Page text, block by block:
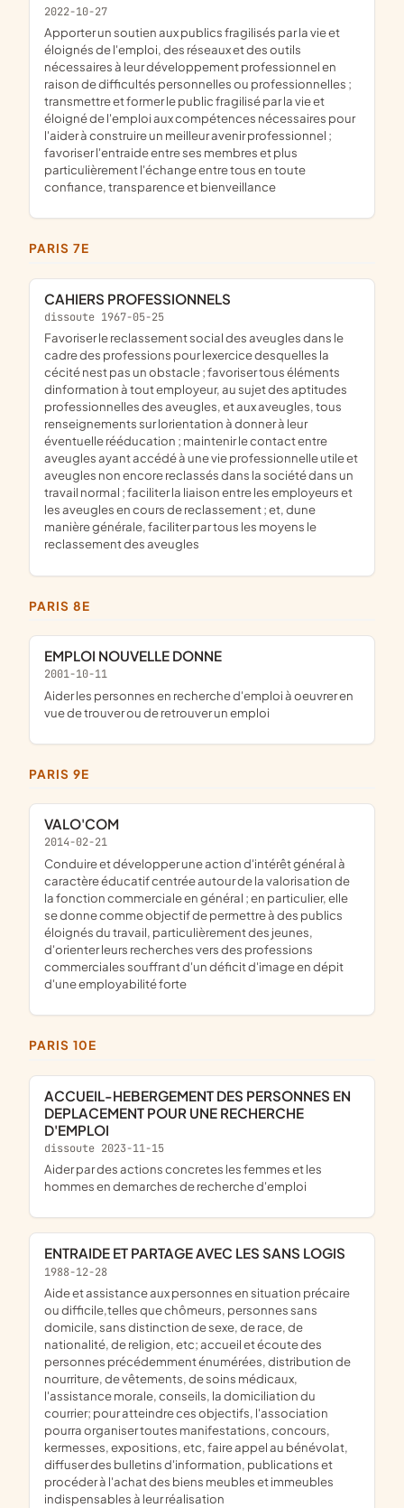
2022-10-27
apporter un soutien aux publics fragilisés par la vie et
éloignés de l'emploi, des réseaux et des outils
nécessaires à leur développement professionnel en
raison de difficultés personnelles ou professionnelles ;
transmettre et former le public fragilisé par la vie et
éloigné de l'emploi aux compétences nécessaires pour
l'aider à construire un meilleur avenir professionnel ;
favoriser l'entraide entre ses membres et plus
particulièrement l'échange entre tous en toute
confiance, transparence et bienveillance
PARIS 7E
CAHIERS PROFESSIONNELS
dissoute 1967-05-25
favoriser le reclassement social des aveugles dans le
cadre des professions pour lexercice desquelles la
cécité nest pas un obstacle ; favoriser tous éléments
dinformation à tout employeur, au sujet des aptitudes
professionnelles des aveugles, et aux aveugles, tous
renseignements sur lorientation à donner à leur
éventuelle rééducation ; maintenir le contact entre
aveugles ayant accédé à une vie professionnelle utile et
aveugles non encore reclassés dans la société dans un
travail normal ; faciliter la liaison entre les employeurs et
les aveugles en cours de reclassement ; et, dune
manière générale, faciliter par tous les moyens le
reclassement des aveugles
PARIS 8E
EMPLOI NOUVELLE DONNE
2001-10-11
aider les personnes en recherche d'emploi à oeuvrer en
vue de trouver ou de retrouver un emploi
PARIS 9E
VALO'COM
2014-02-21
conduire et développer une action d'intérêt général à
caractère éducatif centrée autour de la valorisation de
la fonction commerciale en général ; en particulier, elle
se donne comme objectif de permettre à des publics
éloignés du travail, particulièrement des jeunes,
d'orienter leurs recherches vers des professions
commerciales souffrant d'un déficit d'image en dépit
d'une employabilité forte
PARIS 10E
ACCUEIL-HEBERGEMENT DES PERSONNES EN
DEPLACEMENT POUR UNE RECHERCHE
D'EMPLOI
dissoute 2023-11-15
Aider par des actions concretes les femmes et les
hommes en demarches de recherche d'emploi
ENTRAIDE ET PARTAGE AVEC LES SANS LOGIS
1988-12-28
aide et assistance aux personnes en situation précaire
ou difficile,telles que chômeurs, personnes sans
domicile, sans distinction de sexe, de race, de
nationalité, de religion, etc; accueil et écoute des
personnes précédemment énumérées, distribution de
nourriture, de vêtements, de soins médicaux,
l'assistance morale, conseils, la domiciliation du
courrier; pour atteindre ces objectifs, l'association
pourra organiser toutes manifestations, concours,
kermesses, expositions, etc, faire appel au bénévolat,
diffuser des bulletins d'information, publications et
procéder à l'achat des biens meubles et immeubles
indispensables à leur réalisation